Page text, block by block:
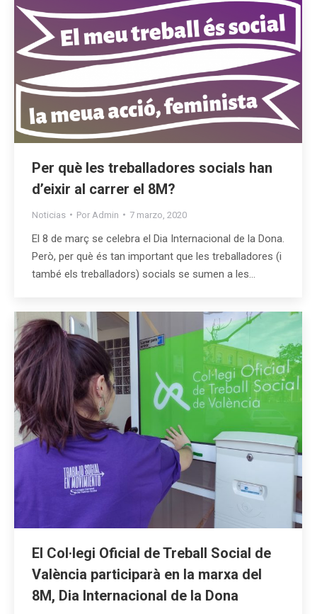
Per què les treballadores socials han
d’eixir al carrer el 8M?
Noticias Por Admin 7 marzo, 2020
El 8 de març se celebra el Dia Internacional de la Dona.
Però, per què és tan important que les treballadores (i
també els treballadors) socials se sumen a les…
El Col·legi Oficial de Treball Social de
València participarà en la marxa del
8M, Dia Internacional de la Dona